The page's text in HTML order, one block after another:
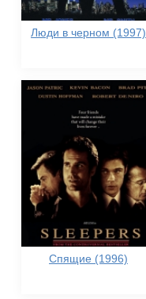
Люди в черном (1997)
Спящие (1996)